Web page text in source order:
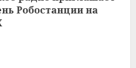
Робостанции на